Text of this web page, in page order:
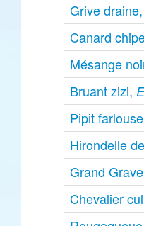
Grive draine,
Canard
Mésange
Bruant zizi,
Pipit
Hirondelle
Grand
Chevalier